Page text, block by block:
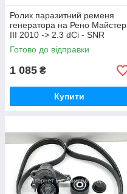
Ролик паразитний ременя
генератора на Рено Майстер
III 2010 -> 2.3 dCi - SNR
(Франція) GA35530
Готово до відправки
1 085 ₴
Купити